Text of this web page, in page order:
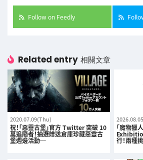
Follow on Feedly
Related entry 相關文章
2020.07.09(Thu)
祝！「惡靈古堡」官方 Twitter 突破 10
萬追隨者！抽選贈送倉庫珍藏惡靈古
堡週邊活動…
「魔物獵
行！兩種